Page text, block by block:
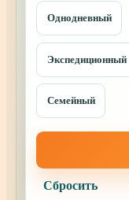
Однодневный
Экспедиционный
Семейный
Сбросить